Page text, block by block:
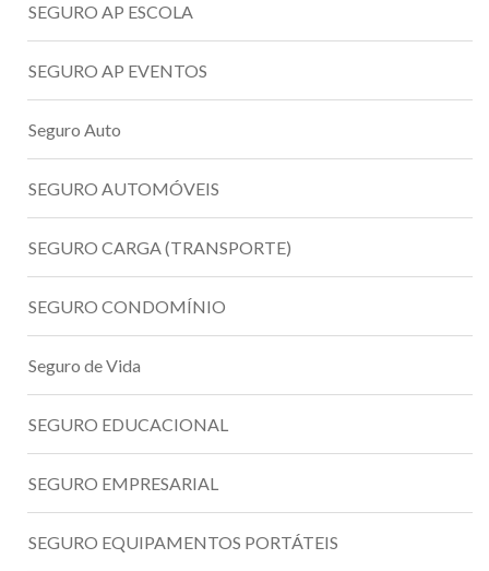
SEGURO AP ESCOLA
SEGURO AP EVENTOS
Seguro Auto
SEGURO AUTOMÓVEIS
SEGURO CARGA (TRANSPORTE)
SEGURO CONDOMÍNIO
Seguro de Vida
SEGURO EDUCACIONAL
SEGURO EMPRESARIAL
SEGURO EQUIPAMENTOS PORTÁTEIS